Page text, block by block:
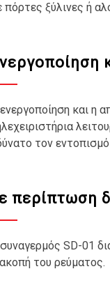
πόρτες ξύλινες ή
και η
τον
περίπτωση
SD-01
του ρεύματος.